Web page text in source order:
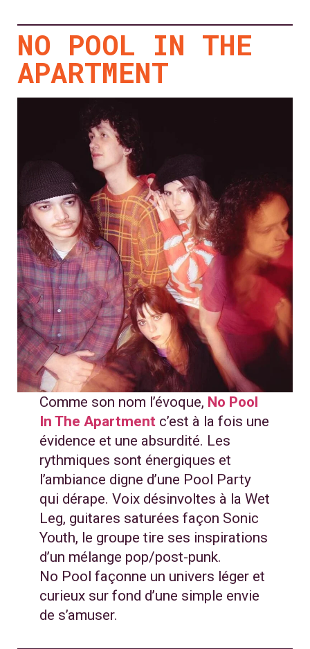
NO POOL IN THE
APARTMENT
Comme son nom l’évoque, No Pool
In The Apartmentc’est à la fois une
évidence et une absurdité. Les
rythmiques sont énergiques et
l’ambiance digne d’une Pool Party
qui dérape. Voix désinvoltes à la Wet
Leg, guitares saturées façon Sonic
Youth, le groupe tire ses inspirations
d’un mélange pop/post-punk.
No Pool façonne un univers léger et
curieux sur fond d’une simple envie
de s’amuser.